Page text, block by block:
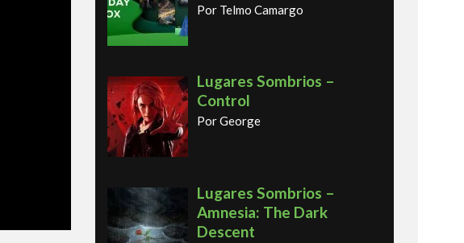
Por Telmo Camargo
Lugares Sombrios –
Control
Por George
Lugares Sombrios –
Amnesia: The Dark
Descent